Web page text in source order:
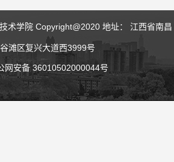
术学院 Copyright@2020 地址： 江西省南昌
滩区复兴大道西3999号
网安备 36010502000044号